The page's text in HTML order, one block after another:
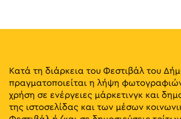
Κατά τη διάρκεια του Φεστιβάλ του
πραγματοποιείται η λήψη
χρήση σε ενέργειες μάρκετινγκ και
της ιστοσελίδας και των μέσων